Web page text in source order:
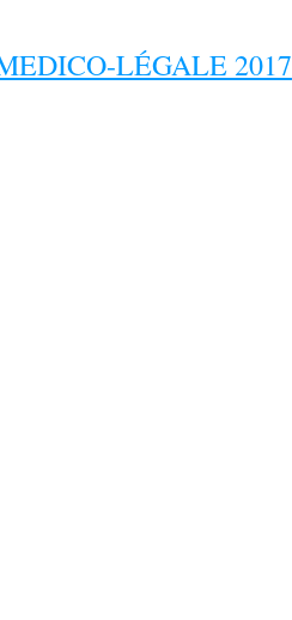
LÉGALE 2017